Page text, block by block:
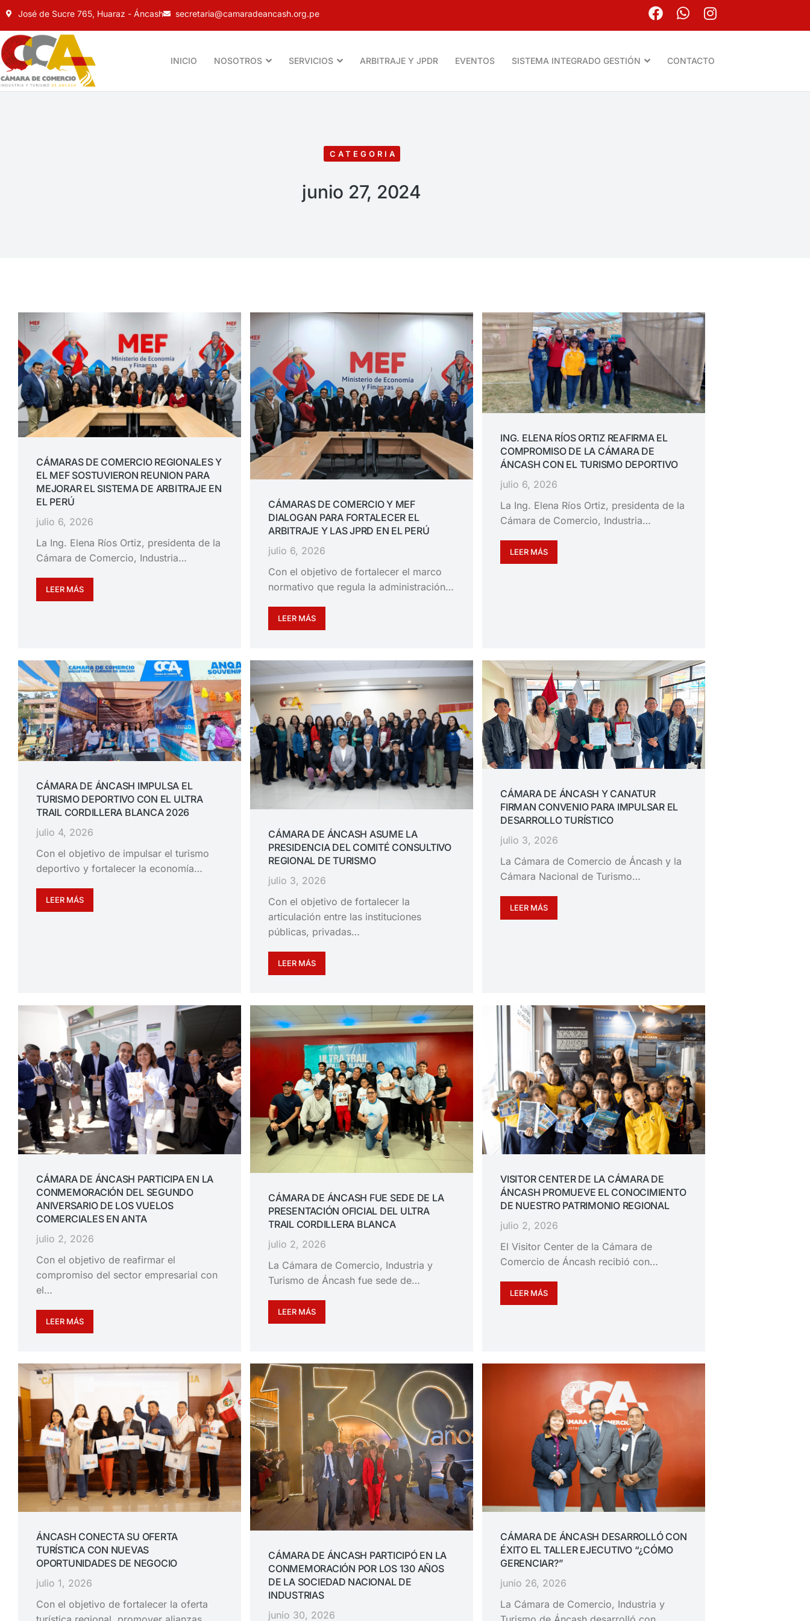
José de Sucre 765, Huaraz - Áncash secretaria@camaradeancash.org.pe
INICIO NOSOTROS SERVICIOS ARBITRAJE Y JPDR EVENTOS SISTEMA INTEGRADO GESTIÓN CONTACTO
CATEGORIA
junio 27, 2024
CÁMARAS DE COMERCIO REGIONALES Y
EL MEF SOSTUVIERON REUNION PARA
MEJORAR EL SISTEMA DE ARBITRAJE EN
EL PERÚ
julio 6, 2026
La Ing. Elena Ríos Ortiz, presidenta de la
Cámara de Comercio, Industria…
LEER MÁS
CÁMARAS DE COMERCIO Y MEF
DIALOGAN PARA FORTALECER EL
ARBITRAJE Y LAS JPRD EN EL PERÚ
julio 6, 2026
Con el objetivo de fortalecer el marco
normativo que regula la administración…
LEER MÁS
ING. ELENA RÍOS ORTIZ REAFIRMA EL
COMPROMISO DE LA CÁMARA DE
ÁNCASH CON EL TURISMO DEPORTIVO
julio 6, 2026
La Ing. Elena Ríos Ortiz, presidenta de la
Cámara de Comercio, Industria…
LEER MÁS
CÁMARA DE ÁNCASH IMPULSA EL
TURISMO DEPORTIVO CON EL ULTRA
TRAIL CORDILLERA BLANCA 2026
julio 4, 2026
Con el objetivo de impulsar el turismo
deportivo y fortalecer la economía…
LEER MÁS
CÁMARA DE ÁNCASH ASUME LA
PRESIDENCIA DEL COMITÉ CONSULTIVO
REGIONAL DE TURISMO
julio 3, 2026
Con el objetivo de fortalecer la
articulación entre las instituciones
públicas, privadas…
LEER MÁS
CÁMARA DE ÁNCASH Y CANATUR
FIRMAN CONVENIO PARA IMPULSAR EL
DESARROLLO TURÍSTICO
julio 3, 2026
La Cámara de Comercio de Áncash y la
Cámara Nacional de Turismo…
LEER MÁS
CÁMARA DE ÁNCASH PARTICIPA EN LA
CONMEMORACIÓN DEL SEGUNDO
ANIVERSARIO DE LOS VUELOS
COMERCIALES EN ANTA
julio 2, 2026
Con el objetivo de reafirmar el
compromiso del sector empresarial con
el…
LEER MÁS
CÁMARA DE ÁNCASH FUE SEDE DE LA
PRESENTACIÓN OFICIAL DEL ULTRA
TRAIL CORDILLERA BLANCA
julio 2, 2026
La Cámara de Comercio, Industria y
Turismo de Áncash fue sede de…
LEER MÁS
VISITOR CENTER DE LA CÁMARA DE
ÁNCASH PROMUEVE EL CONOCIMIENTO
DE NUESTRO PATRIMONIO REGIONAL
julio 2, 2026
El Visitor Center de la Cámara de
Comercio de Áncash recibió con…
LEER MÁS
ÁNCASH CONECTA SU OFERTA
TURÍSTICA CON NUEVAS
OPORTUNIDADES DE NEGOCIO
julio 1, 2026
Con el objetivo de fortalecer la oferta
CÁMARA DE ÁNCASH PARTICIPÓ EN LA
CONMEMORACIÓN POR LOS 130 AÑOS
DE LA SOCIEDAD NACIONAL DE
INDUSTRIAS
junio 30, 2026
CÁMARA DE ÁNCASH DESARROLLÓ CON
ÉXITO EL TALLER EJECUTIVO “¿CÓMO
GERENCIAR?”
junio 26, 2026
La Cámara de Comercio, Industria y